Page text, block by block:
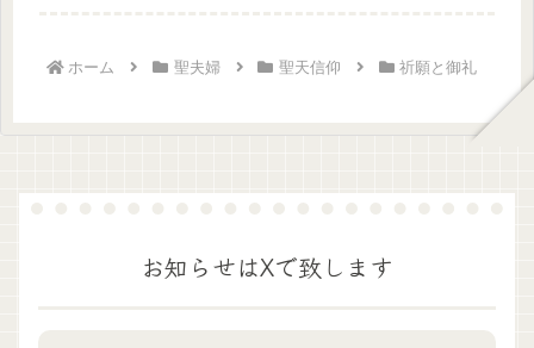
ホーム 聖夫婦 聖天信仰 祈願と御礼
お知らせはXで致します